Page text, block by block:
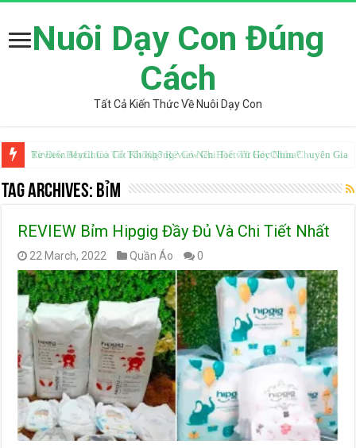
Nuôi Dạy Con Đúng
Cách
Tất Cả Kiến Thức Về Nuôi Dạy Con
Từ Điển Mazii Có Tốt Không? Review Chi Tiết Từ Góc Nhìn Chuyên Gia
Tag Archives: Bỉm
REVIEW Bỉm Hipgig Đầy Đủ Và Chi Tiết Nhất
22 March, 2022 Quần Áo 0